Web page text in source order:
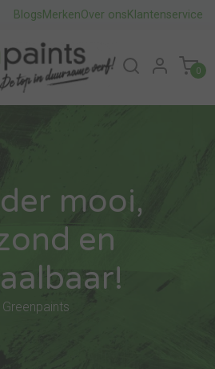
BlogsMerkenOver onsKlantenservice
0
mooi,
en
Greenpaints